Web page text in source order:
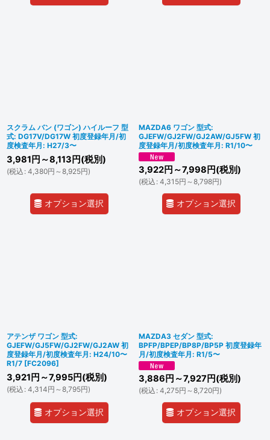
スクラム バン (ワゴン) ハイルーフ 型
式: DG17V/DG17W 初度登録年月/初
度検査年月: H27/3〜
3,981 円 ～8,113 円(税別)
(税込 : 4,380円 ～8,925円)
オプション選択
MAZDA6 ワゴン 型式:
GJEFW/GJ2FW/GJ2AW/GJ5FW 初
度登録年月/初度検査年月: R1/10〜
3,922円 ～7,998 円(税別)
(税込 : 4,315円 ～8,798円)
オプション選択
アテンザ ワゴン 型式:
GJEFW/GJ5FW/GJ2FW/GJ2AW 初
度登録年月/初度検査年月: H24/10〜
R1/7 [FC2096]
3,921 円 ～7,995円(税別)
(税込 : 4,314円 ～8,795円)
オプション選択
MAZDA3 セダン 型式:
BPFP/BPEP/BP8P/BP5P 初度登録年
月/初度検査年月: R1/5〜
3,886 円 ～7,927 円(税別)
(税込 : 4,275円 ～8,720円)
オプション選択